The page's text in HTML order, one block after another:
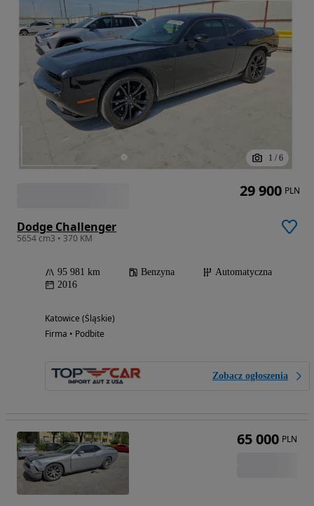
1 / 6
Dodge Challenger
5654 cm3 • 370 KM
95 981 km Benzyna
Automatyczna
2016
Katowice (Śląskie)
Firma • Podbite
Zobacz ogłoszenia
29 900 PLN
65 000 PLN